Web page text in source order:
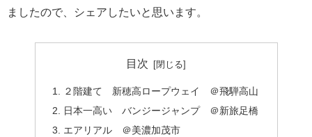
ましたので、シェアしたいと思います。
目次
２階建て 新穂高ロープウェイ ＠飛騨高山
日本一高い バンジージャンプ ＠新旅足橋
エアリアル ＠美濃加茂市